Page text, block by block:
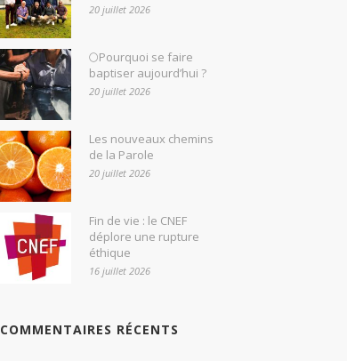
20 juillet 2026
🌕Pourquoi se faire
baptiser aujourd’hui ?
20 juillet 2026
Les nouveaux chemins
de la Parole
20 juillet 2026
Fin de vie : le CNEF
déplore une rupture
éthique
16 juillet 2026
COMMENTAIRES RÉCENTS